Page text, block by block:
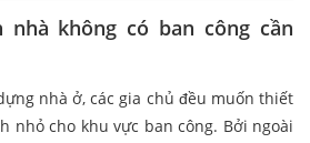
không có ban công cần
nhà ở, các gia chủ đều muốn thiết
nhỏ cho khu vực ban công. Bởi ngoài